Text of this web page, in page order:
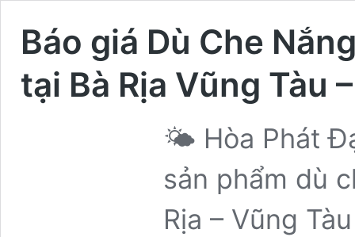
Báo giá Dù Che
tại Bà Rịa Vũng Tàu
🌤️ Hòa Phát
sản phẩm dù
Rịa – Vũng